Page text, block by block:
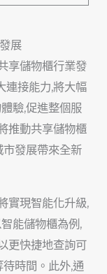
展
享儲物櫃行業發
連接能力,將大幅
驗,促進整個服
推動共享儲物櫃
發展帶來全新
實現智能化升級,
能儲物櫃為例,
更快捷地查詢可
時間。此外,通